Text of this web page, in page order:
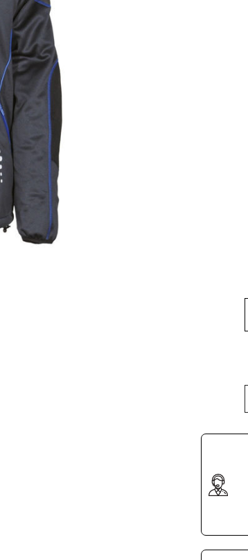
Φόρμες εργασίας
Σακάκια Εργασίας
Ρόμπες Εργασίας
Ισοθερμικά
Αξεσουάρ Ένδυσης
Εξοπλισμός μιας χρήσης
Είδη Εστίασης